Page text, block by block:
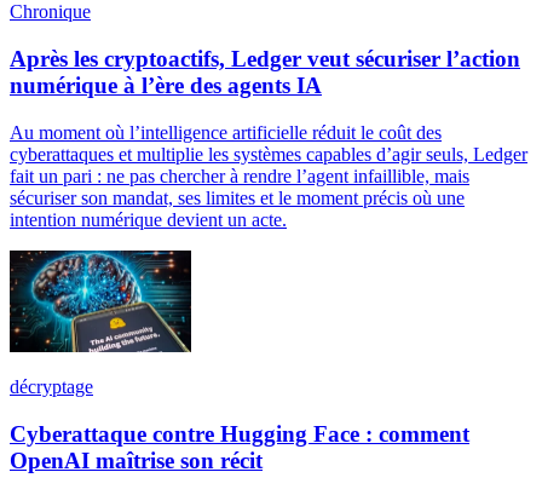
Chronique
Après les cryptoactifs, Ledger veut sécuriser l’action
numérique à l’ère des agents IA
Au moment où l’intelligence artificielle réduit le coût des
cyberattaques et multiplie les systèmes capables d’agir seuls, Ledger
fait un pari : ne pas chercher à rendre l’agent infaillible, mais
sécuriser son mandat, ses limites et le moment précis où une
intention numérique devient un acte.
décryptage
Cyberattaque contre Hugging Face : comment
OpenAI maîtrise son récit